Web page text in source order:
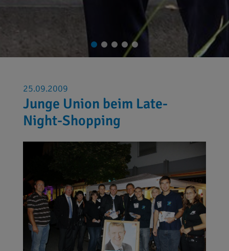
25.09.2009
Junge Union beim Late-
Night-Shopping